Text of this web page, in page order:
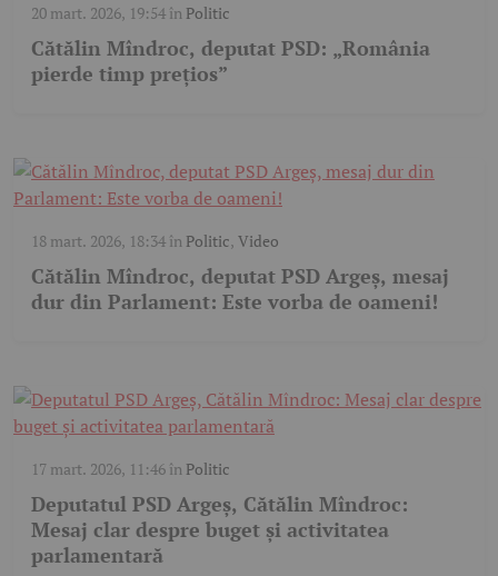
20 mart. 2026, 19:54 în Politic
Cătălin Mîndroc, deputat PSD: „România
pierde timp prețios”
18 mart. 2026, 18:34 în Politic, Video
Cătălin Mîndroc, deputat PSD Argeș, mesaj
dur din Parlament: Este vorba de oameni!
17 mart. 2026, 11:46 în Politic
Deputatul PSD Argeș, Cătălin Mîndroc:
Mesaj clar despre buget și activitatea
parlamentară